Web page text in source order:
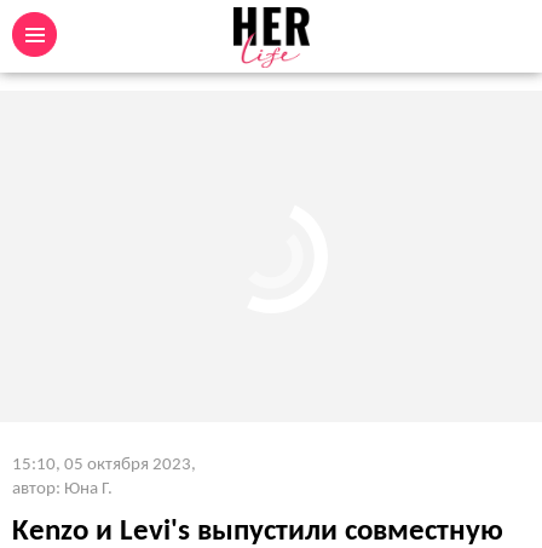
15:10, 05 октября 2023,
автор: Юна Г.
Kenzo и Levi's выпустили совместную